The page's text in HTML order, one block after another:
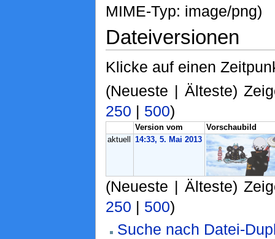
MIME-Typ: image/png)
Dateiversionen
Klicke auf einen
(Neueste | Älteste)
250 | 500)
Version vom
Vorschaubild
aktuell
14:33, 5. Mai 2013
(Neueste | Älteste)
250 | 500)
Suche nach Datei-